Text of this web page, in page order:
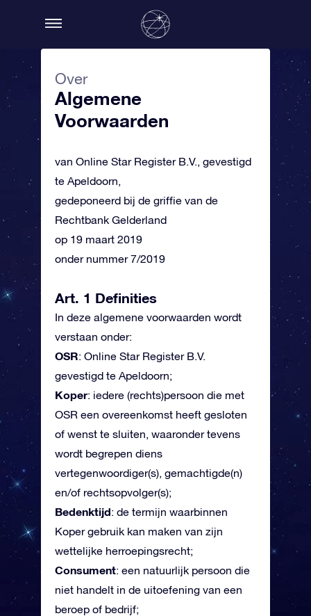
Over
Algemene
Voorwaarden
van Online Star Register B.V., gevestigd
te Apeldoorn,
gedeponeerd bij de griffie van de
Rechtbank Gelderland
op 19 maart 2019
onder nummer 7/2019
Art. 1 Definities
In deze algemene voorwaarden wordt
verstaan onder:
OSR: Online Star Register B.V.
gevestigd te Apeldoorn;
Koper: iedere (rechts)persoon die met
OSR een overeenkomst heeft gesloten
of wenst te sluiten, waaronder tevens
wordt begrepen diens
vertegenwoordiger(s), gemachtigde(n)
en/of rechtsopvolger(s);
Bedenktijd: de termijn waarbinnen
Koper gebruik kan maken van zijn
wettelijke herroepingsrecht;
Consument: een natuurlijk persoon die
niet handelt in de uitoefening van een
beroep of bedrijf;